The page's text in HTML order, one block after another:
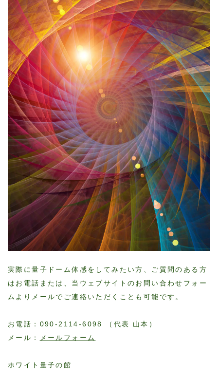
実際に量子ドーム体感をしてみたい方、ご質問のある方
はお電話または、当ウェブサイトのお問い合わせフォー
ムよりメールでご連絡いただくことも可能です。
お電話：090-2114-6098 （代表 山本）
メール：
メールフォーム
ホワイト量子の館